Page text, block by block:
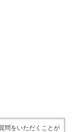
問をいただくことが